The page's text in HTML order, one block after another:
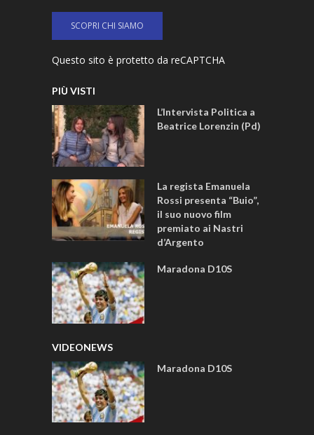
SCOPRI CHI SIAMO
Questo sito è protetto da reCAPTCHA
PIÙ VISTI
L’Intervista Politica a
Beatrice Lorenzin (Pd)
La regista Emanuela
Rossi presenta “Buio”,
il suo nuovo film
premiato ai Nastri
d’Argento
Maradona D10S
VIDEONEWS
Maradona D10S